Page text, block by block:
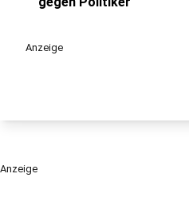
Anzeige
Anzeige